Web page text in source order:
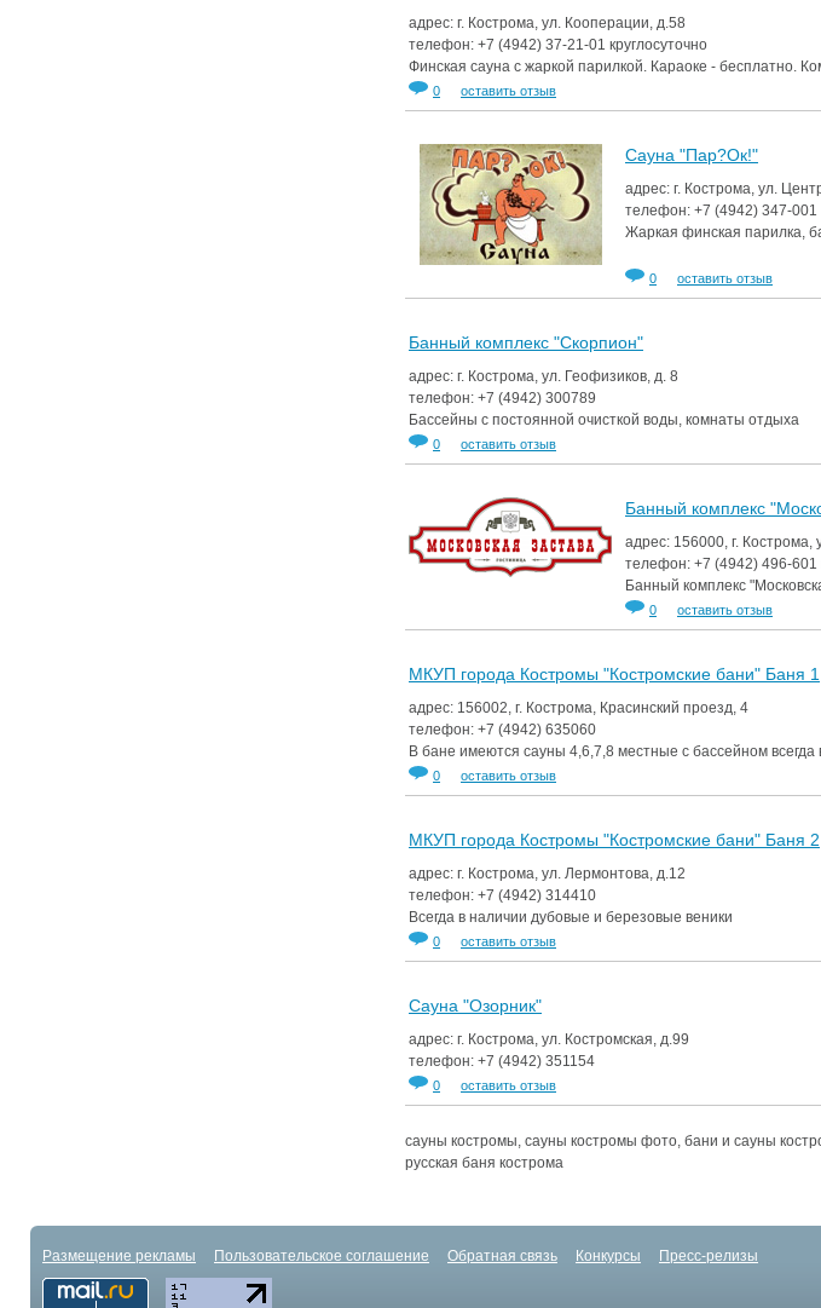
адрес: г. Кострома, ул. Кооперации, д.58
телефон: +7 (4942) 37-21-01 круглосуточно
Финская сауна с жаркой парилкой. Караоке - бесплатно.
0 оставить отзыв
Сауна "Пар?Ок!"
адрес: г. Кострома, ул.
телефон: +7 (4942) 347-001
Жаркая финская парилка,
0 оставить отзыв
Банный комплекс "Скорпион"
адрес: г. Кострома, ул. Геофизиков, д. 8
телефон: +7 (4942) 300789
Бассейны с постоянной очисткой воды, комнаты отдыха
0 оставить отзыв
Банный комплекс
адрес: 156000, г. Кострома,
телефон: +7 (4942) 496-601
Банный комплекс
0 оставить отзыв
МКУП города Костромы "Костромские бани" Баня 1
адрес: 156002, г. Кострома, Красинский проезд, 4
телефон: +7 (4942) 635060
В бане имеются сауны 4,6,7,8 местные с бассейном
0 оставить отзыв
МКУП города Костромы "Костромские бани" Баня 2
адрес: г. Кострома, ул. Лермонтова, д.12
телефон: +7 (4942) 314410
Всегда в наличии дубовые и березовые веники
0 оставить отзыв
Сауна "Озорник"
адрес: г. Кострома, ул. Костромская, д.99
телефон: +7 (4942) 351154
0 оставить отзыв
сауны костромы, сауны костромы фото, бани и сауны
русская баня кострома
Размещение рекламы Пользовательское соглашение Обратная связь Конкурсы Пресс-релизы